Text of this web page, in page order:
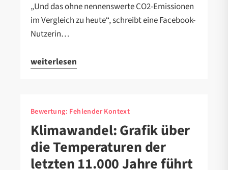
„Und das ohne nennenswerte CO2-Emissionen
im Vergleich zu heute“, schreibt eine Facebook-
Nutzerin…
weiterlesen
Bewertung: Fehlender Kontext
Klimawandel: Grafik über
die Temperaturen der
letzten 11.000 Jahre führt